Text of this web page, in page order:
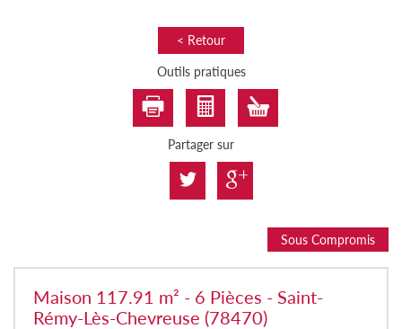
< Retour
Outils pratiques
Partager sur
Sous Compromis
Maison 117.91 m² - 6 Pièces - Saint-
Rémy-Lès-Chevreuse (78470)